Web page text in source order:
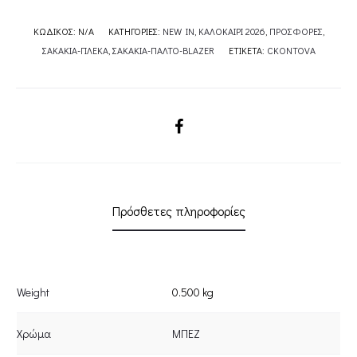
ΚΩΔΙΚΌΣ: N/A ΚΑΤΗΓΟΡΊΕΣ: NEW IN, ΚΑΛΟΚΑΙΡΙ 2026, ΠΡΟΣΦΟΡΕΣ,
ΣΑΚΑΚΙΑ-ΓΙΛΕΚΑ,ΣΑΚΑΚΙΑ-ΠΑΛΤΟ-BLAZER ΕΤΙΚΈΤΑ: CKONTOVA
SHARE
Πρόσθετες πληροφορίες
Weight 0.500 kg
Χρώμα ΜΠΕΖ